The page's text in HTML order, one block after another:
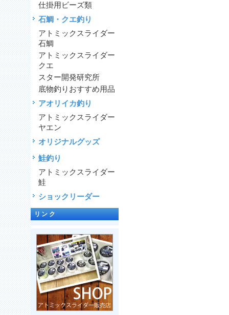
仕掛用ビーズ類
石鯛・クエ釣り
アトミックスライダー
石鯛
アトミックスライダー
クエ
スター開発研究所
底物釣りおすすめ用品
アオリイカ釣り
アトミックスライダー
ヤエン
オリジナルグッズ
鮭釣り
アトミックスライダー
鮭
ショックリーダー
リンク